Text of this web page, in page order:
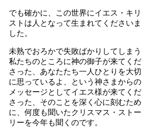
でも確かに、この世界にイエス・キリ
ストは人となって生まれてくださいま
した。
未熟でおろかで失敗ばかりしてしまう
私たちのところに神の御子が来てくだ
さった、あなたたち一人ひとりを大切
に思っているよ、という神さまからの
メッセージとしてイエス様が来てくだ
さった、そのことを深く心に刻むため
に、何度も聞いたクリスマス・ストー
リーを今年も聞くのです。